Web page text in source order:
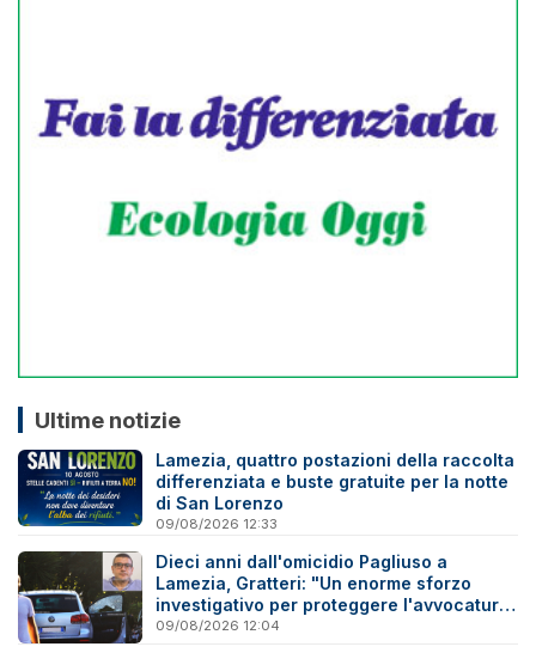
Ultime notizie
Lamezia, quattro postazioni della raccolta
differenziata e buste gratuite per la notte
di San Lorenzo
09/08/2026 12:33
Dieci anni dall'omicidio Pagliuso a
Lamezia, Gratteri: "Un enorme sforzo
investigativo per proteggere l'avvocatura
onesta"
09/08/2026 12:04